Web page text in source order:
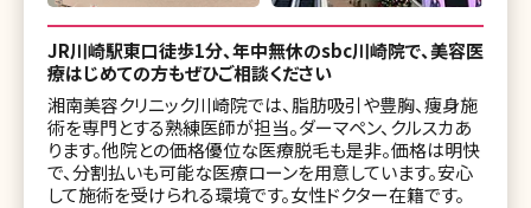
JR川崎駅東口徒歩1分、年中無休のsbc川崎院で、美容医
療はじめての方もぜひご相談ください
湘南美容クリニック川崎院では、脂肪吸引や豊胸、痩身施
術を専門とする熟練医師が担当。ダーマペン、クルスカあ
ります。他院との価格優位な医療脱毛も是非。価格は明快
で、分割払いも可能な医療ローンを用意しています。安心
して施術を受けられる環境です。女性ドクター在籍です。